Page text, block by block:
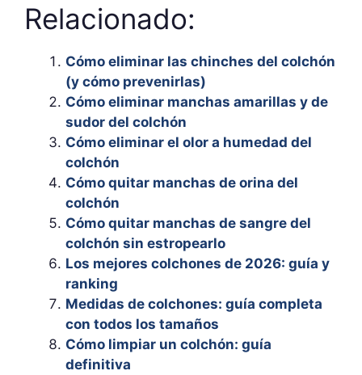
Relacionado:
Cómo eliminar las chinches del colchón
(y cómo prevenirlas)
Cómo eliminar manchas amarillas y de
sudor del colchón
Cómo eliminar el olor a humedad del
colchón
Cómo quitar manchas de orina del
colchón
Cómo quitar manchas de sangre del
colchón sin estropearlo
Los mejores colchones de 2026: guía y
ranking
Medidas de colchones: guía completa
con todos los tamaños
Cómo limpiar un colchón: guía
definitiva